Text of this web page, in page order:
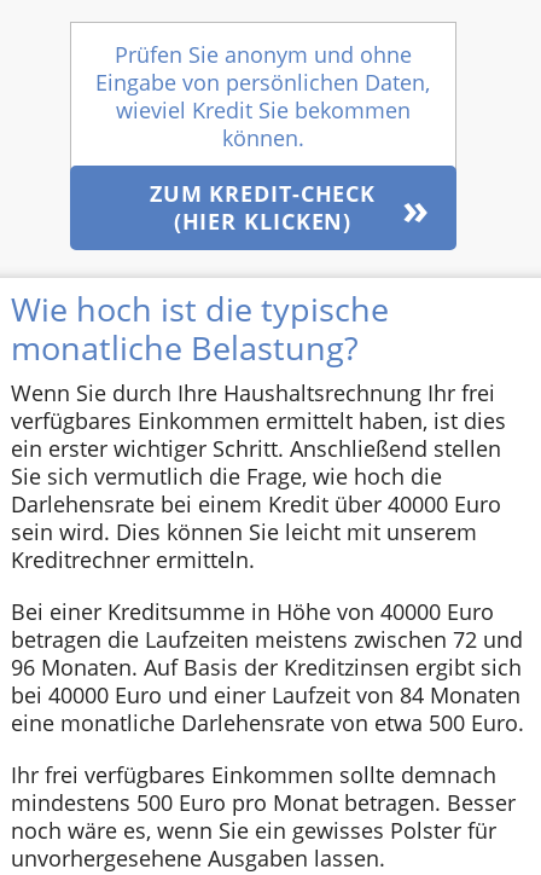
Prüfen Sie anonym und ohne
Eingabe von persönlichen Daten,
wieviel Kredit Sie bekommen
können.
ZUM KREDIT-CHECK
(HIER KLICKEN)
Wie hoch ist die typische
monatliche Belastung?
Wenn Sie durch Ihre Haushaltsrechnung Ihr frei
verfügbares Einkommen ermittelt haben, ist dies
ein erster wichtiger Schritt. Anschließend stellen
Sie sich vermutlich die Frage, wie hoch die
Darlehensrate bei einem Kredit über 40000 Euro
sein wird. Dies können Sie leicht mit unserem
Kreditrechner ermitteln.
Bei einer Kreditsumme in Höhe von 40000 Euro
betragen die Laufzeiten meistens zwischen 72 und
96 Monaten. Auf Basis der Kreditzinsen ergibt sich
bei 40000 Euro und einer Laufzeit von 84 Monaten
eine monatliche Darlehensrate von etwa 500 Euro.
Ihr frei verfügbares Einkommen sollte demnach
mindestens 500 Euro pro Monat betragen. Besser
noch wäre es, wenn Sie ein gewisses Polster für
unvorhergesehene Ausgaben lassen.